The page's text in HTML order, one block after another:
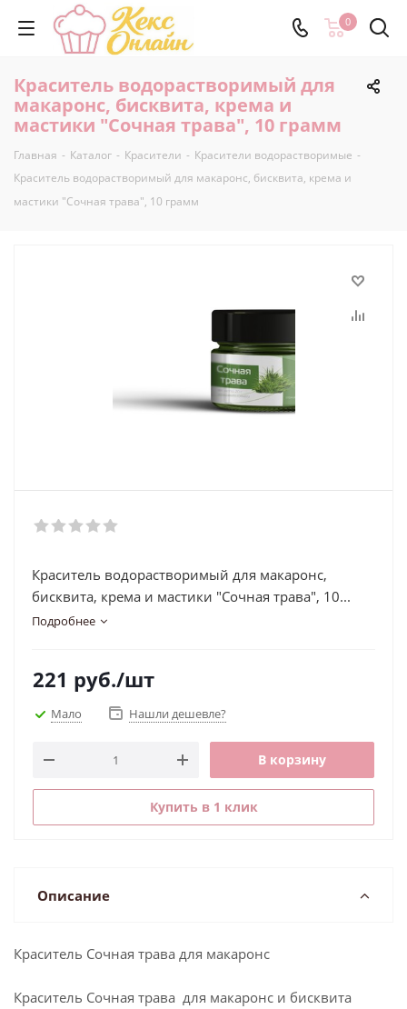
0
Краситель водорастворимый для
макаронс, бисквита, крема и
мастики "Сочная трава", 10 грамм
Главная - Каталог - Красители - Красители водорастворимые -
Краситель водорастворимый для макаронс, бисквита, крема и
мастики "Сочная трава", 10 грамм
Краситель водорастворимый для макаронс,
бисквита, крема и мастики "Сочная трава", 10...
Подробнее
221 руб./шт
Мало Нашли дешевле?
В корзину
Купить в 1 клик
Описание
Краситель Сочная трава для макаронс
Краситель Сочная трава для макаронс и бисквита